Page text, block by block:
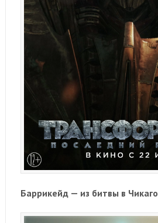
Баррикейд — из битвы в Чикаго